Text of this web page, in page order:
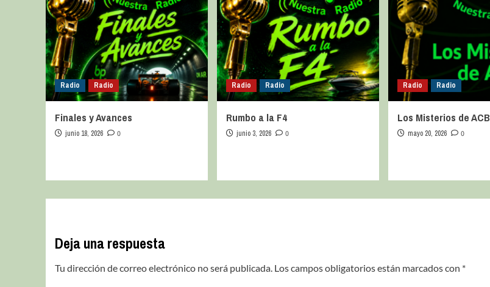
Radio Radio
Finales y Avances
junio 18, 2026 0
Radio Radio
Rumbo a la F4
junio 3, 2026 0
Radio Radio
Los Misterios de ACB
mayo 20, 2026 0
Deja una respuesta
Tu dirección de correo electrónico no será publicada. Los campos obligatorios están marcados con *